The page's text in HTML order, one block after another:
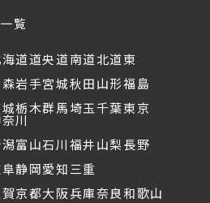
覧
道道央道南道北道東
岩手宮城秋田山形福島
栃木群馬埼玉千葉東京
川
富山石川福井山梨長野
静岡愛知三重
京都大阪兵庫奈良和歌山